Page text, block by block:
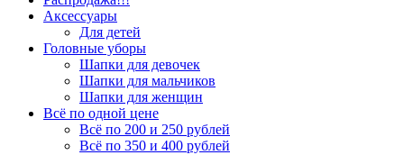
Аксессуары
Для детей
Головные уборы
Шапки для девочек
Шапки для мальчиков
Шапки для женщин
Всё по одной цене
Всё по 200 и 250 рублей
Всё по 350 и 400 рублей